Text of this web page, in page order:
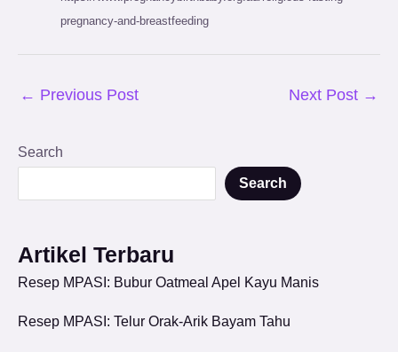
pregnancy-and-breastfeeding
← Previous Post Next Post →
Search
Search
Artikel Terbaru
Resep MPASI: Bubur Oatmeal Apel Kayu Manis
Resep MPASI: Telur Orak-Arik Bayam Tahu